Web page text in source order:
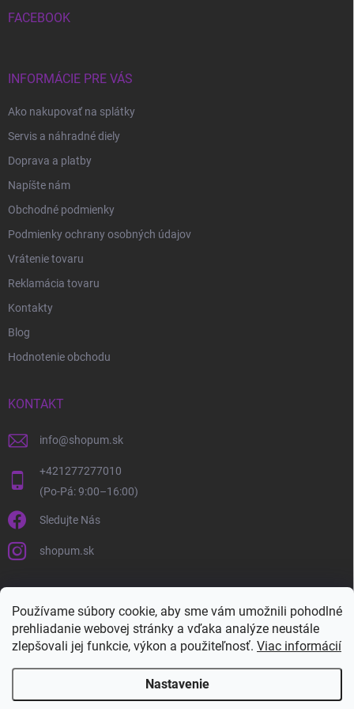
Používame súbory cookie, aby sme vám umožnili pohodlné
prehliadanie webovej stránky a vďaka analýze neustále
zlepšovali jej funkcie, výkon a použiteľnosť. Viac informácií
Nastavenie
FACEBOOK
INFORMÁCIE PRE VÁS
Ako nakupovať na splátky
Servis a náhradné diely
Doprava a platby
Napíšte nám
Obchodné podmienky
Podmienky ochrany osobných údajov
Vrátenie tovaru
Reklamácia tovaru
Kontakty
Blog
Hodnotenie obchodu
KONTAKT
info@shopum.sk
+421277277010
Sledujte Nás
shopum.sk